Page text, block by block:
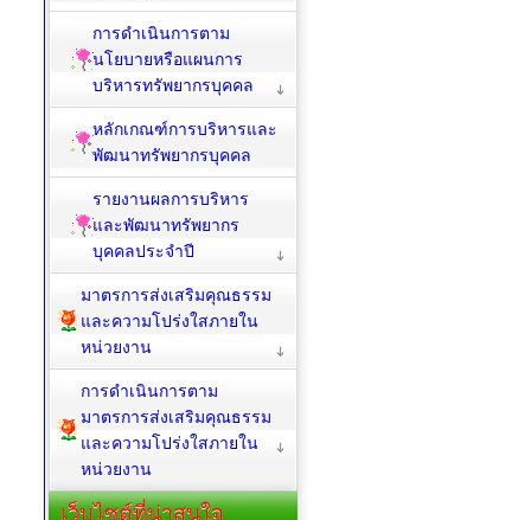
การดำเนินการตาม
นโยบายหรือแผนการ
บริหารทรัพยากรบุคคล
หลักเกณฑ์การบริหารและ
พัฒนาทรัพยากรบุคคล
รายงานผลการบริหาร
และพัฒนาทรัพยากร
บุคคลประจำปี
มาตรการส่งเสริมคุณธรรม
และความโปร่งใสภายใน
หน่วยงาน
การดำเนินการตาม
มาตรการส่งเสริมคุณธรรม
และความโปร่งใสภายใน
หน่วยงาน
เว็บไซต์ที่น่าสนใจ